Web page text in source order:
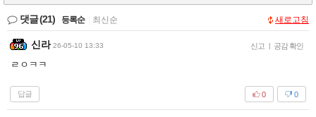
댓글(21) 등록순 최신순 새로고침
신라 26-05-10 13:33 신고 | 공감 확인
ㄹㅇㅋㅋ
답글 0
0